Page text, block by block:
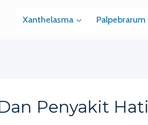
Xanthelasma Palpebrarum
Penyakit Hati